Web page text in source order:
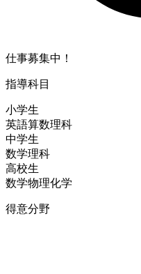
仕事募集中！
指導科目
小学生
英語算数理科
中学生
数学理科
高校生
数学物理化学
得意分野